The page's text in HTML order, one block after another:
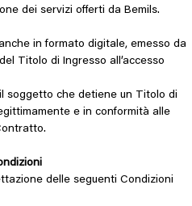
dei servizi offerti da Bemils.
in formato digitale, emesso da
Titolo di Ingresso all’accesso
soggetto che detiene un Titolo di
e in conformità alle
delle seguenti Condizioni